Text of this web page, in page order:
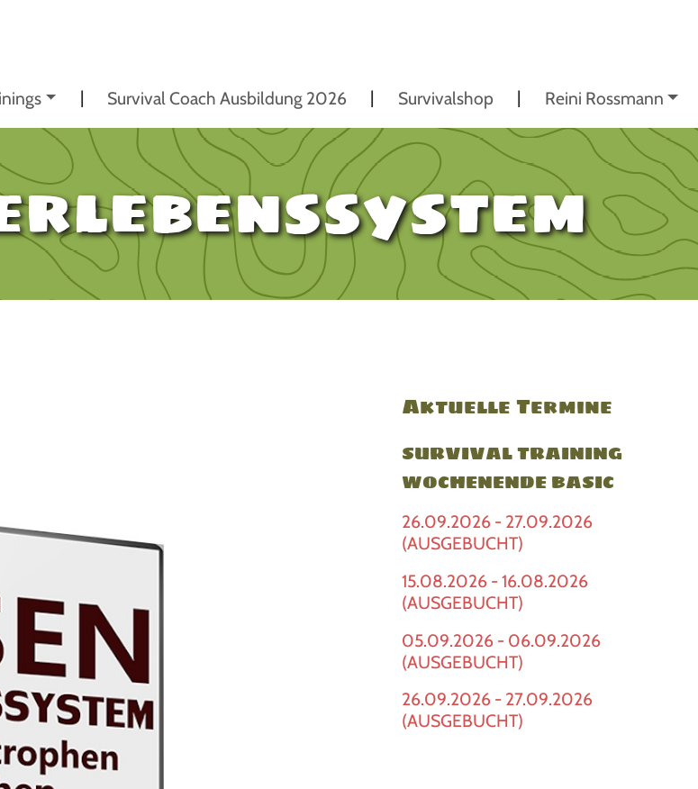
Survival Coach Ausbildung 2026 Survivalshop Reini Rossmann
Aktuelle Termine
SURVIVAL TRAINING
WOCHENENDE BASIC
26.09.2026 - 27.09.2026
(AUSGEBUCHT)
15.08.2026 - 16.08.2026
(AUSGEBUCHT)
05.09.2026 - 06.09.2026
(AUSGEBUCHT)
26.09.2026 - 27.09.2026
(AUSGEBUCHT)